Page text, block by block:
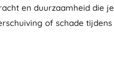
en duurzaamheid die je
of schade tijdens